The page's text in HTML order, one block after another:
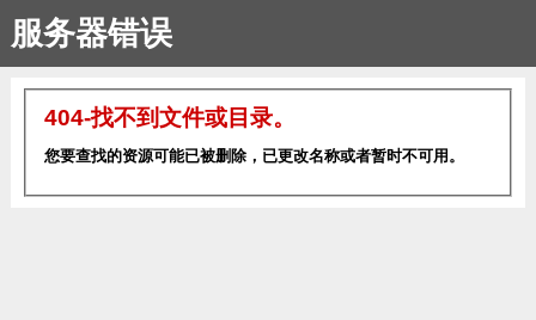
服务器错误
404-找不到文件或目录。
您要查找的资源可能已被删除，已更改名称或者暂时不可用。